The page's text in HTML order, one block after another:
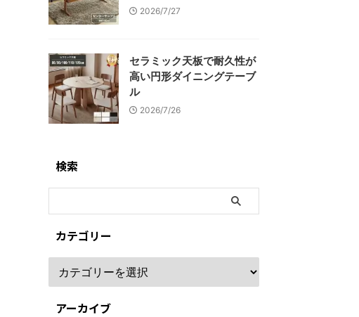
2026/7/27
セラミック天板で耐久性が
高い円形ダイニングテーブ
ル
2026/7/26
検索
カテゴリー
アーカイブ